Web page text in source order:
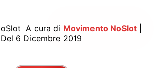
A cura di Movimento NoSlot
Del 6 Dicembre 2019